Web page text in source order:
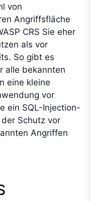
von
Angriffsfläche
CRS Sie eher
als vor
So gibt es
alle bekannten
eine kleine
vor
ein SQL-Injection-
Schutz vor
Angriffen